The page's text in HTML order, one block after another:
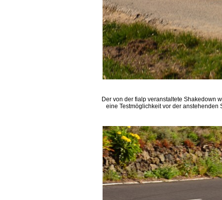
Der von der fialp veranstaltete Shakedown
eine Testmöglichkeit vor der anstehenden